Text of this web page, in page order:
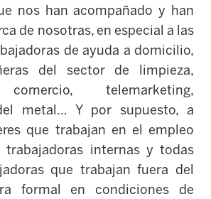
nos han acompañado y han
de nosotras, en especial a las
de ayuda a domicilio,
del sector de limpieza,
comercio, telemarketing,
metal… Y por supuesto, a
que trabajan en el empleo
trabajadoras internas y todas
que trabajan fuera del
formal en condiciones de